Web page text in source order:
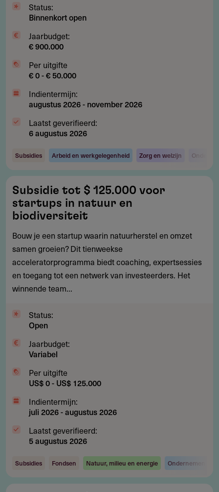
integratie
Status:
Binnenkort open
Jaarbudget:
€ 900.000
Per uitgifte
€ 0 - € 50.000
Indientermijn:
augustus 2026- november 2026
Laatst geverifieerd:
6 augustus 2026
Subsidies Arbeid en werkgelegenheid Zorg en welzijn
tot
$
125.000
voor
startups
in
natuur
en
Subsidie tot $ 125.000 voor
startups in natuur en
biodiversiteit
Bouw je een startup waarin natuurherstel en omzet
samen groeien? Dit tienweekse
acceleratorprogramma biedt coaching, expertsessies
en toegang tot een netwerk van investeerders. Het
winnende team...
Status:
Open
Jaarbudget:
Variabel
Per uitgifte
US$ 0 - US$ 125.000
Indientermijn:
juli 2026-augustus 2026
Laatst geverifieerd:
5 augustus 2026
Subsidies Fondsen Natuur, milieu en energie Ondernemen en